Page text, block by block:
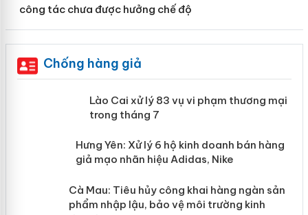
công tác chưa được hưởng chế độ
Chống hàng giả
Lào Cai xử lý 83 vụ vi phạm thương
mại trong tháng 7
Hưng Yên: Xử lý 6 hộ kinh doanh bán
hàng giả mạo nhãn hiệu Adidas, Nike